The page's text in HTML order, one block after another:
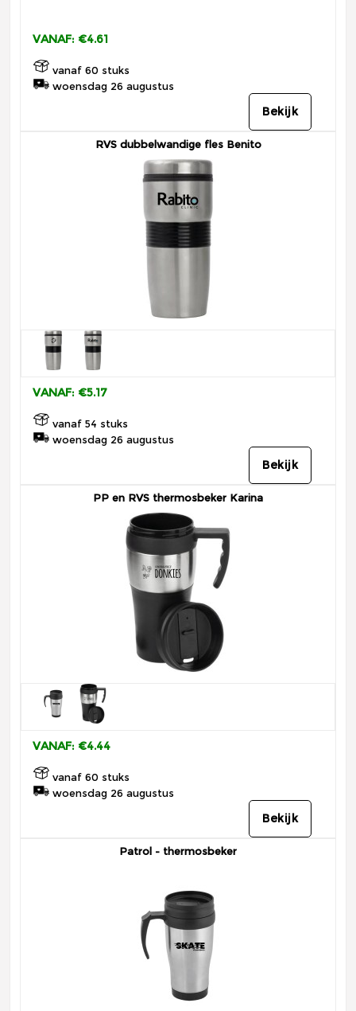
VANAF: €4.61
vanaf 60 stuks
woensdag 26 augustus
Bekijk
RVS dubbelwandige fles Benito
VANAF: €5.17
vanaf 54 stuks
woensdag 26 augustus
Bekijk
PP en RVS thermosbeker Karina
VANAF: €4.44
vanaf 60 stuks
woensdag 26 augustus
Bekijk
Patrol - thermosbeker